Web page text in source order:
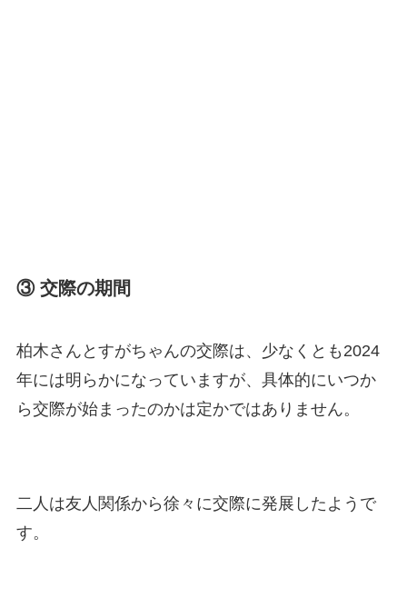
③ 交際の期間
柏木さんとすがちゃんの交際は、少なくとも2024
年には明らかになっていますが、具体的にいつか
ら交際が始まったのかは定かではありません。
二人は友人関係から徐々に交際に発展したようで
す。